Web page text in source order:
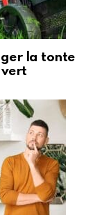
la tonte
vert